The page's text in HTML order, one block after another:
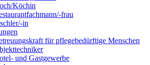
Köchin
frau
in
für pflegebedürftige Menschen
und Gastgewerbe